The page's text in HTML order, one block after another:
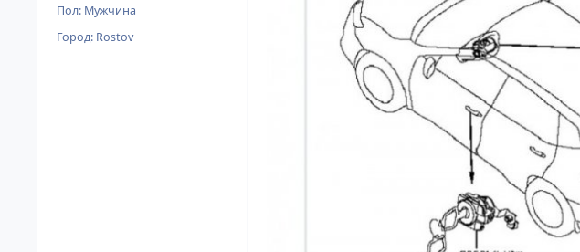
Пол: Мужчина
Город: Rostov